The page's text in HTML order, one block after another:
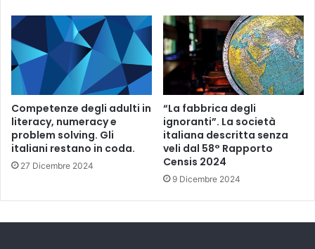
Competenze degli adulti in
literacy, numeracy e
problem solving. Gli
italiani restano in coda.
27 Dicembre 2024
“La fabbrica degli
ignoranti”. La società
italiana descritta senza
veli dal 58° Rapporto
Censis 2024
9 Dicembre 2024